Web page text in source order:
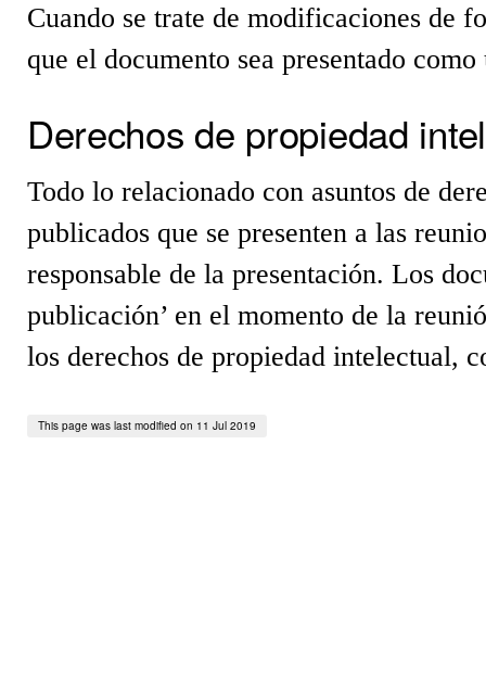
Cuando se trate de modificaciones de
que el documento sea presentado
Derechos de propiedad
Todo lo relacionado con asuntos de
publicados que se presenten a las
responsable de la presentación. Los
publicación’ en el momento de la
los derechos de propiedad intelectual,
This page was last modified on 11 Jul 2019